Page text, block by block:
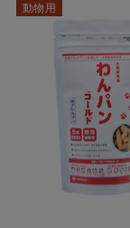
動物用